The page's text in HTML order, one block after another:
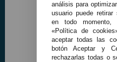
análisis para
usuario puede retirar
en todo momento,
«Política de
aceptar todas las
botón Aceptar y
rechazarlas todas o